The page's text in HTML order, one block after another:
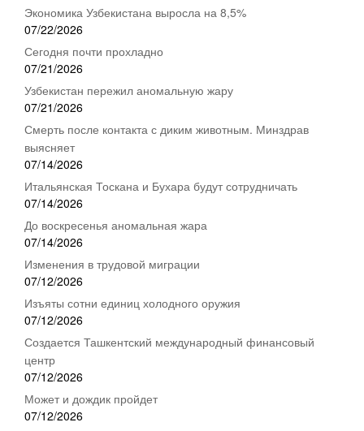
Экономика Узбекистана выросла на 8,5%
07/22/2026
Сегодня почти прохладно
07/21/2026
Узбекистан пережил аномальную жару
07/21/2026
Смерть после контакта с диким животным. Минздрав
выясняет
07/14/2026
Итальянская Тоскана и Бухара будут сотрудничать
07/14/2026
До воскресенья аномальная жара
07/14/2026
Изменения в трудовой миграции
07/12/2026
Изъяты сотни единиц холодного оружия
07/12/2026
Создается Ташкентский международный финансовый
центр
07/12/2026
Может и дождик пройдет
07/12/2026